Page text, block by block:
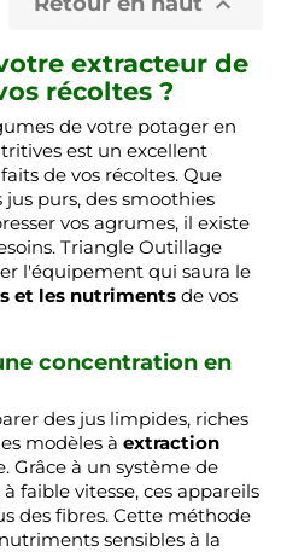
extracteur de
récoltes ?
de votre potager en
est un excellent
de vos récoltes. Que
purs, des smoothies
vos agrumes, il existe
Triangle Outillage
l'équipement qui saura le
et les nutriments de vos
concentration en
des jus limpides, riches
modèles à extraction
Grâce à un système de
faible vitesse, ces appareils
des fibres. Cette méthode
sensibles à la